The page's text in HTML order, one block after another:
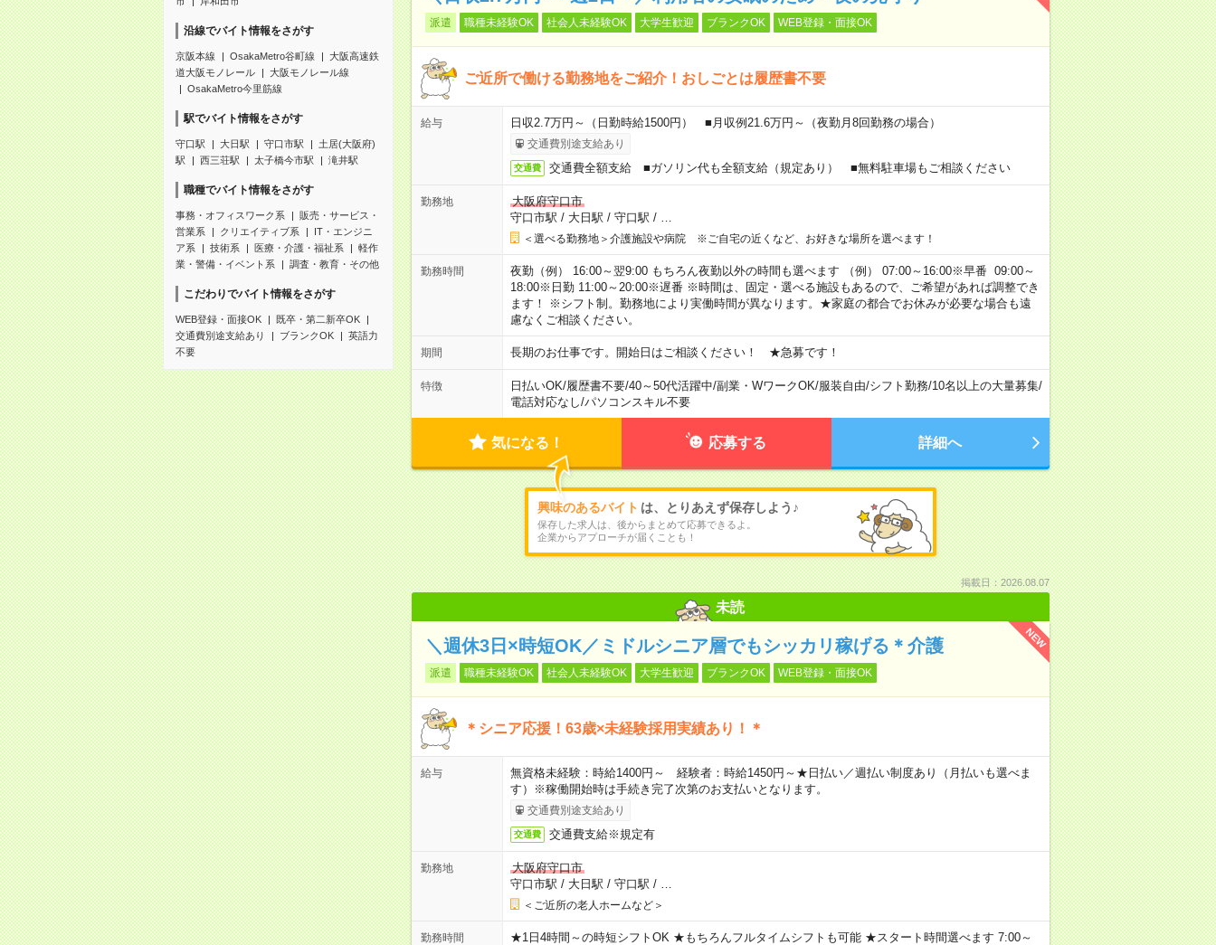
沿線でバイト情報をさがす
京阪本線 OsakaMetro谷町線
大阪高速鉄
道大阪モノレール
大阪モノレール線
OsakaMetro今里筋線
駅でバイト情報をさがす
守口駅 大日駅 守口市駅
土居(大阪府)
駅
西三荘駅 太子橋今市駅 滝井駅
職種でバイト情報をさがす
事務・オフィスワーク系
販売・サービス・
営業系
クリエイティブ系
IT・エンジニ
ア系
技術系 医療・介護・福祉系
軽作
業・警備・イベント系
調査・教育・その他
こだわりでバイト情報をさがす
WEB登録・面接OK
既卒・第二新卒OK
交通費別途支給あり
ブランクOK
英語力
不要
派遣 職種未経験OK 社会人未経験OK 大学生歓迎 ブランクOK WEB登録・面接OK
ご近所で働ける勤務地をご紹介！おしごとは履歴書不要
給与 日収2.7万円～（日勤時給1500円） ■月収例21.6万円～（夜勤月8回勤務の場合）
交通費別途支給あり
交通費 交通費全額支給 ■ガソリン代も全額支給（規定あり） ■無料駐車場もご相談ください
勤務地
大阪府守口市
守口市駅 / 大日駅 / 守口駅 /
＜選べる勤務地＞介護施設や病院 ※ご自宅の近くなど、お好きな場所を選べます！
勤務時間
夜勤（例） 16:00～翌9:00 もちろん夜勤以外の時間も選べます （例） 07:00～16:00※早番 09:00～
18:00※日勤 11:00～20:00※遅番 ※時間は、固定・選べる施設もあるので、ご希望があれば調整でき
ます！ ※シフト制。勤務地により実働時間が異なります。★家庭の都合でお休みが必要な場合も遠
慮なくご相談ください。
期間 長期のお仕事です。開始日はご相談ください！ ★急募です！
特徴 日払いOK/履歴書不要/40～50代活躍中/副業・WワークOK/服装自由/シフト勤務/10名以上の大量募集/
電話対応なし/パソコンスキル不要
気になる！ 応募する 詳細へ
興味のあるバイト は、とりあえず保存しよう♪
保存した求人は、後からまとめて応募できるよ。
企業からアプローチが届くことも！
掲載日：2026.08.07
未読
NEW
＼週休3日×時短OK／ミドルシニア層でもシッカリ稼げる＊介護
派遣 職種未経験OK 社会人未経験OK 大学生歓迎 ブランクOK WEB登録・面接OK
＊シニア応援！63歳×未経験採用実績あり！＊
給与
無資格未経験：時給1400円～ 経験者：時給1450円～★日払い／週払い制度あり（月払いも選べま
す）※稼働開始時は手続き完了次第のお支払いとなります。
交通費別途支給あり
交通費 交通費支給※規定有
勤務地
大阪府守口市
守口市駅 / 大日駅 / 守口駅 /
＜ご近所の老人ホームなど＞
勤務時間
★1日4時間～の時短シフトOK ★もちろんフルタイムシフトも可能 ★スタート時間選べます 7:00～